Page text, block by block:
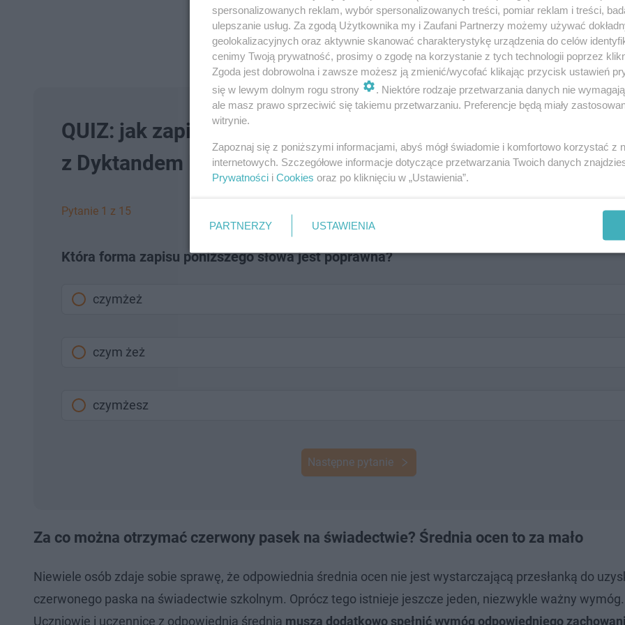
QUIZ: jak zapiszesz te wyrazy? Sprawdź, czy dałbyś sobie
z Dyktandem Krakowskim
Pytanie 1 z 15
Która forma zapisu poniższego słowa jest poprawna?
czymżeż
czym żeż
czymżesz
Następne pytanie
Za co można otrzymać czerwony pasek na świadectwie? Średnia ocen to za mało
Niewiele osób zdaje sobie sprawę, że odpowiednia średnia ocen nie jest wystarczającą przesłanką do
czerwonego paska na świadectwie szkolnym. Oprócz tego istnieje jeszcze jeden, niezwykle ważny wymóg.
Uczniowie i uczennice z odpowiednią średnią muszą dodatkowo spełnić wymóg odpowiedniego
spersonalizowanych reklam, wybór spersonalizowanych treści, pomiar reklam i treści,
ulepszanie usług. Za zgodą Użytkownika my i Zaufani Partnerzy możemy używać
geolokalizacyjnych oraz aktywnie skanować charakterystykę urządzenia do celów
cenimy Twoją prywatność, prosimy o zgodę na korzystanie z tych technologii poprzez
Zgoda jest dobrowolna i zawsze możesz ją zmienić/wycofać klikając przycisk ustawień
się w lewym dolnym rogu strony
. Niektóre rodzaje przetwarzania danych nie
ale masz prawo sprzeciwić się takiemu przetwarzaniu. Preferencje będą miały
witrynie.
Zapoznaj się z poniższymi informacjami, abyś mógł świadomie i komfortowo korzystać z
internetowych. Szczegółowe informacje dotyczące przetwarzania Twoich danych
Prywatności i Cookies oraz po kliknięciu w „Ustawienia”.
PARTNERZY USTAWIENIA